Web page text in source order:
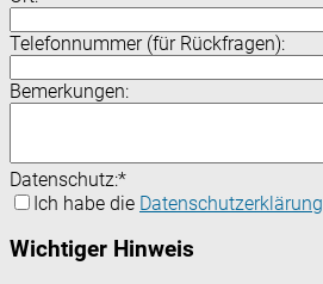
Telefonnummer (für Rückfragen):
Bemerkungen:
Datenschutz:*
Ich habe die Datenschutzerklärung
Wichtiger Hinweis